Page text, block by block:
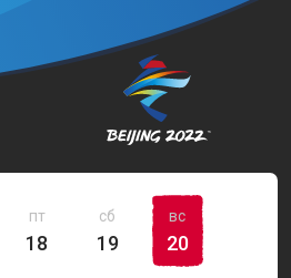
пт
18
сб
19
вс
20